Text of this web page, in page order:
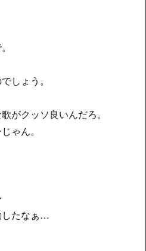
しょう。
がクッソ良いんだろ。
ゃん。
したなぁ…